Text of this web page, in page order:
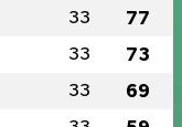
33 77
33 73
33 69